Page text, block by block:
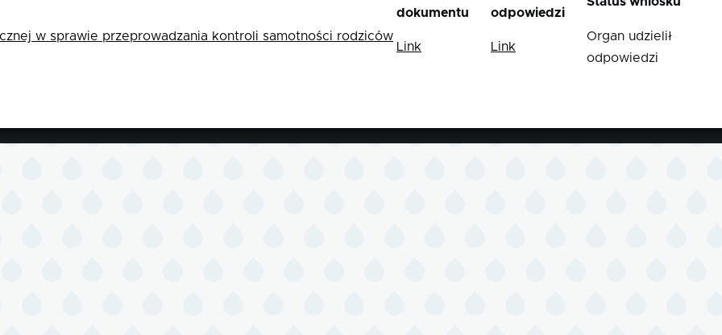
dokumentu
odpowiedzi
w sprawie przeprowadzania kontroli samotności rodziców
Link Link
Organ udzielił
odpowiedzi